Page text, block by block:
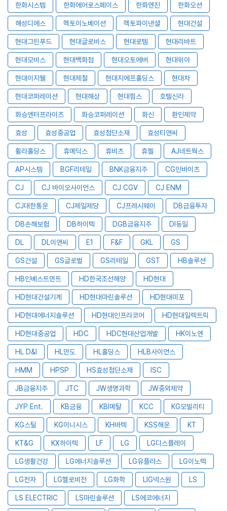
한화시스템 한화에어로스페이스 한화엔진 한화오션
해성디에스 헥토이노베이션 헥토파이낸셜 현대건설
현대그린푸드 현대글로비스 현대로템 현대리바트
현대모비스 현대백화점 현대오토에버 현대위아
현대이지웰 현대제철 현대지에프홀딩스 현대차
현대코퍼레이션 현대해상 현대힘스 호텔신라
화승엔터프라이즈 화승코퍼레이션 화신 환인제약
효성 효성중공업 효성첨단소재 효성티앤씨
휠라홀딩스 휴메딕스 휴비츠 휴젤 AJ네트웍스
AP시스템 BGF리테일 BNK금융지주 CG인바이츠
CJ CJ 바이오사이언스 CJ CGV CJ ENM
CJ대한통운 CJ제일제당 CJ프레시웨이 DB금융투자
DB손해보험 DB하이텍 DGB금융지주 DI동일
DL DL이앤씨 E1 F&F GKL GS
GS건설 GS글로벌 GS리테일 GST HB솔루션
HB인베스트먼트 HD한국조선해양 HD현대
HD현대건설기계 HD현대마린솔루션 HD현대미포
HD현대에너지솔루션 HD현대인프라코어 HD현대일렉트릭
HD현대중공업 HDC HDC현대산업개발 HK이노엔
HL D&I HL만도 HL홀딩스 HLB사이언스
HMM HPSP HS효성첨단소재 ISC
JB금융지주 JTC JW생명과학 JW중외제약
JYP Ent. KB금융 KBI메탈 KCC KG모빌리티
KG스틸 KG이니시스 KH바텍 KSS해운 KT
KT&G KX하이텍 LF LG LG디스플레이
LG생활건강 LG에너지솔루션 LG유플러스 LG이노텍
LG전자 LG헬로비전 LG화학 LIG넥스원 LS
LS ELECTRIC LS마린솔루션 LS에코에너지